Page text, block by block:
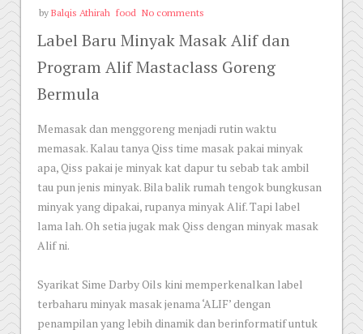
by Balqis Athirah food No comments
Label Baru Minyak Masak Alif dan
Program Alif Mastaclass Goreng
Bermula
Memasak dan menggoreng menjadi rutin waktu
memasak. Kalau tanya Qiss time masak pakai minyak
apa, Qiss pakai je minyak kat dapur tu sebab tak ambil
tau pun jenis minyak. Bila balik rumah tengok bungkusan
minyak yang dipakai, rupanya minyak Alif. Tapi label
lama lah. Oh setia jugak mak Qiss dengan minyak masak
Alif ni.
Syarikat Sime Darby Oils kini memperkenalkan label
terbaharu minyak masak jenama ‘ALIF’ dengan
penampilan yang lebih dinamik dan berinformatif untuk